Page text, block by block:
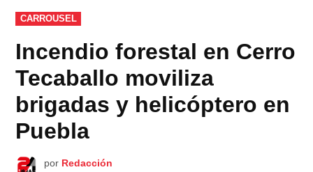
PUBLICADO
EN
CARROUSEL
Incendio forestal en Cerro
Tecaballo moviliza
brigadas y helicóptero en
Puebla
por Redacción